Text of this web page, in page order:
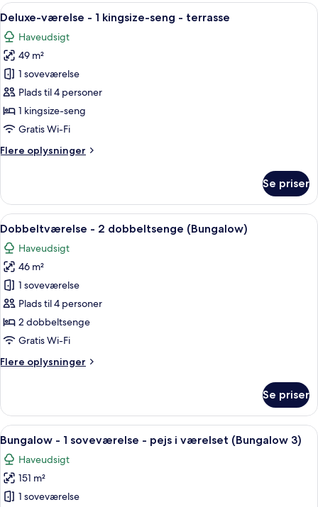
soveværelse
terrasse
(Bungalow
Indlæs
alle
billeder
af
Deluxe-
værelse
-
1
seng
Et hotelværelse med en stor seng,
6
Deluxe-værelse - 1 kingsize-seng - terrasse
Haveudsigt
49 m²
1 soveværelse
Plads til 4 personer
1 kingsize-seng
Gratis Wi-Fi
Flere oplysninger
Flere
værelse
1
seng
terrasse
Se priser
Indlæs
alle
billeder
af
Dobbeltværelse
-
2
dobbeltsenge
Et hotelværelse med to senge, et
7
Dobbeltværelse - 2 dobbeltsenge (Bungalow)
Haveudsigt
46 m²
1 soveværelse
Plads til 4 personer
2 dobbeltsenge
Gratis Wi-Fi
Flere oplysninger
Flere
-
dobbeltsenge
(Bungalow)
Se priser
Indlæs
alle
billeder
af
Bungalow
En hyggeligt indrettet stue med
9
Bungalow - 1 soveværelse - pejs i værelset (Bungalow 3)
Haveudsigt
151 m²
1 soveværelse